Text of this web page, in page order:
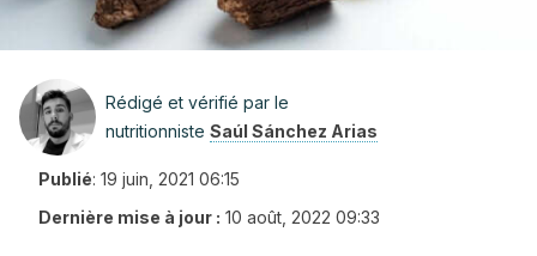
Rédigé et vérifié par le
nutritionniste Saúl Sánchez Arias
Publié: 19 juin, 2021 06:15
Dernière mise à jour : 10 août, 2022 09:33